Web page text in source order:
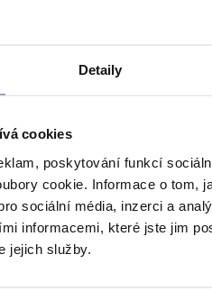
Detaily
cookies
poskytování funkcí
cookie. Informace o tom,
sociální média, inzerci a
informacemi, které jste jim
jejich služby.